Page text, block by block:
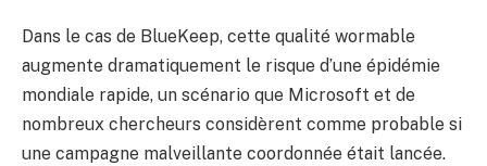
Dans le cas de BlueKeep, cette qualité wormable
augmente dramatiquement le risque d’une épidémie
mondiale rapide, un scénario que Microsoft et de
nombreux chercheurs considèrent comme probable si
une campagne malveillante coordonnée était lancée.